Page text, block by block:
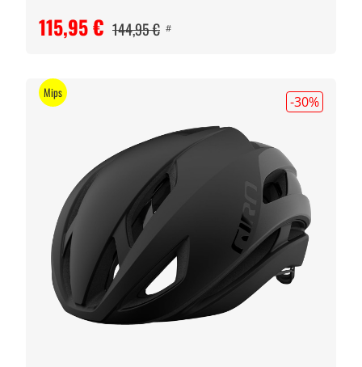
115,95 € 144,95 € #
-30%
Mips